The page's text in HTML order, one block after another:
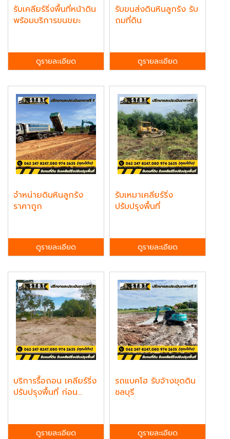
รับเคลียร์ริ่งพื้นที่หน้าดิน
พร้อมบริการขนขยะ
ดูรายละเอียด
รับขนส่งดินหินลูกรัง รับ
ถมที่ดิน
ดูรายละเอียด
จำหน่ายดินหินลูกรัง
ราคาถูก
ดูรายละเอียด
รับเหมาเคลียร์ริ่ง
ปรับปรุงพื้นที่
ดูรายละเอียด
บริการรื้อถอน เคลียร์ริ่ง
ปรับปรุงพื้นที่ ก่อน...
ดูรายละเอียด
รถแบคโฮ รับจ้างขุดดิน
ชลบุรี
ดูรายละเอียด